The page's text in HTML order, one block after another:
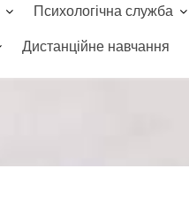
Психологічна служба
Дистанційне навчання